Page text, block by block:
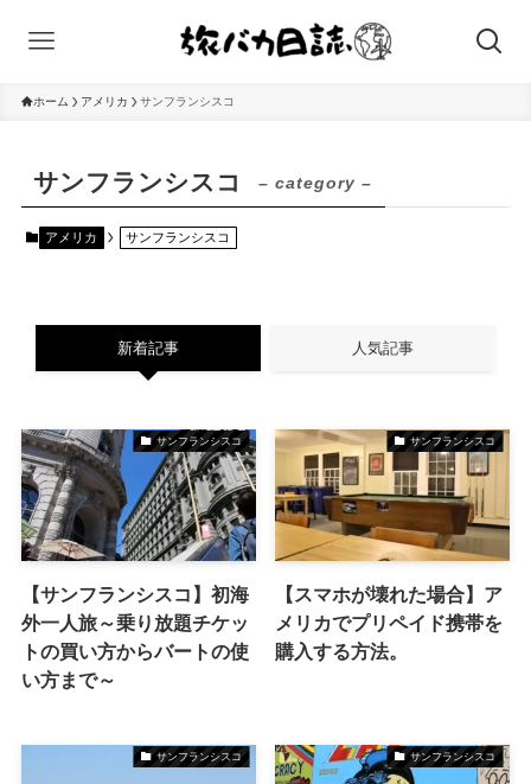
ホーム アメリカ サンフランシスコ
サンフランシスコ – category –
アメリカ サンフランシスコ
新着記事 人気記事
サンフランシスコ
【サンフランシスコ】初海
外一人旅～乗り放題チケッ
トの買い方からバートの使
い方まで～
サンフランシスコ
【スマホが壊れた場合】ア
メリカでプリペイド携帯を
購入する方法。
サンフランシスコ サンフランシスコ